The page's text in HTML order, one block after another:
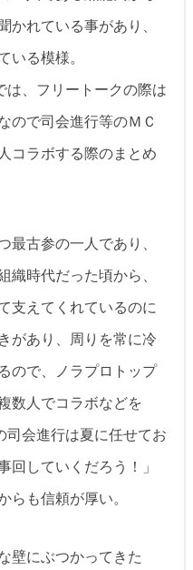
かれている事があり、
いる模様。
は、フリートークの際は
ので司会進行等のＭＣ
コラボする際のまとめ
最古参の一人であり、
織時代だった頃から、
支えてくれているのに
があり、周りを常に冷
ので、ノラプロトップ
数人でコラボなどを
司会進行は夏に任せてお
回していくだろう！」
らも信頼が厚い。
壁にぶつかってきた